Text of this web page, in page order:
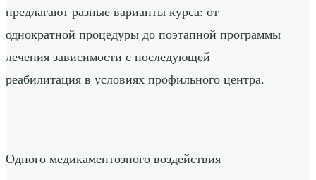
предлагают разные варианты курса: от
однократной процедуры до поэтапной программы
лечения зависимости с последующей
реабилитация в условиях профильного центра.
Одного медикаментозного воздействия